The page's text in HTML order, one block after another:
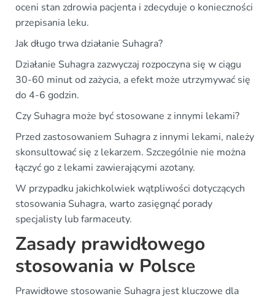
oceni stan zdrowia pacjenta i zdecyduje o konieczności
przepisania leku.
Jak długo trwa działanie Suhagra?
Działanie Suhagra zazwyczaj rozpoczyna się w ciągu
30-60 minut od zażycia, a efekt może utrzymywać się
do 4-6 godzin.
Czy Suhagra może być stosowane z innymi lekami?
Przed zastosowaniem Suhagra z innymi lekami, należy
skonsultować się z lekarzem. Szczególnie nie można
łączyć go z lekami zawierającymi azotany.
W przypadku jakichkolwiek wątpliwości dotyczących
stosowania Suhagra, warto zasięgnąć porady
specjalisty lub farmaceuty.
Zasady prawidłowego
stosowania w Polsce
Prawidłowe stosowanie Suhagra jest kluczowe dla